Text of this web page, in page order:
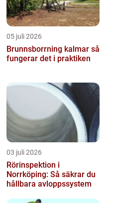
05 juli 2026
Brunnsborrning kalmar så
fungerar det i praktiken
03 juli 2026
Rörinspektion i
Norrköping: Så säkrar du
hållbara avloppssystem